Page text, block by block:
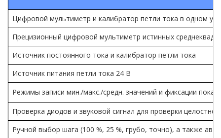
Цифровой мультиметр и калибратор петли тока в одном
Прецизионный цифровой мультиметр истинных
Источник постоянного тока и калибратор петли тока
Источник питания петли тока 24 В
Режимы записи мин./макс./средн. значений и фиксации
Проверка диодов и звуковой сигнал для проверки
Ручной выбор шага (100 %, 25 %, грубо, точно), а также